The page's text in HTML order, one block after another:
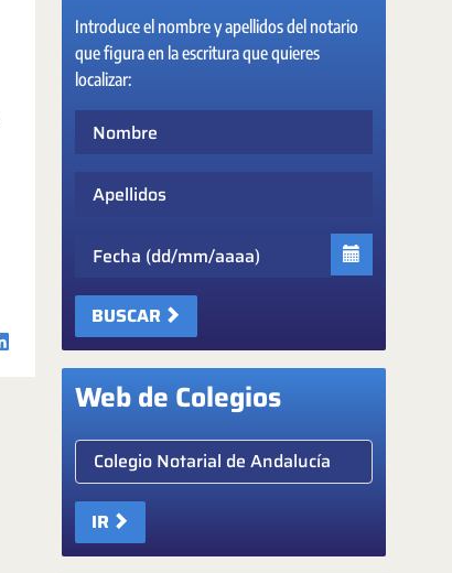
Introduce el nombre y apellidos del notario
que figura en la escritura que quieres
localizar:
BUSCAR
Web de Colegios
Elige colegio notarial
IR